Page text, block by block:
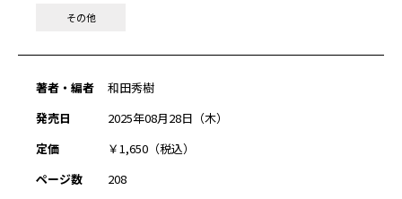
その他
著者・編者
和田秀樹
発売日
2025年08月28日（木）
定価
￥1,650（税込）
ページ数
208